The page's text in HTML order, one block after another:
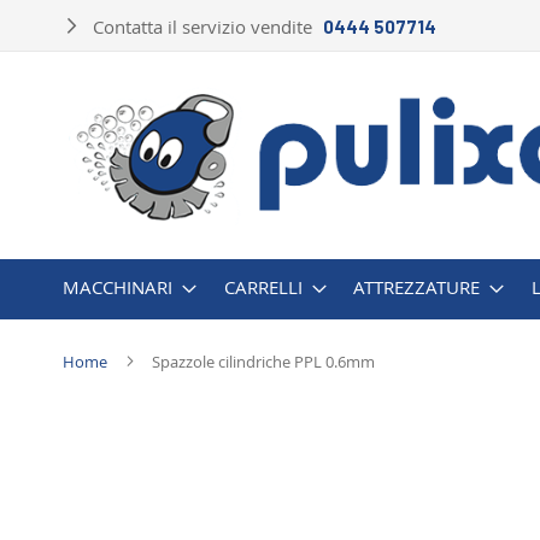
Contatta il servizio vendite 0444 507714
Salta
MACCHINARI CARRELLI ATTREZZATURE
Home Spazzole cilindriche PPL 0.6mm